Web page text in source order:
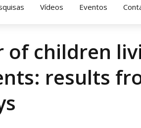
Clinica Gressus (Alamedas)
Hospital Cantareira
Vídeos Eventos
of children
results